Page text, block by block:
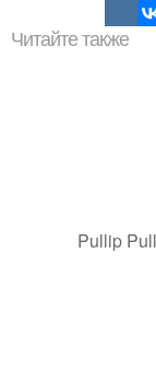
Читайте также
Pullip